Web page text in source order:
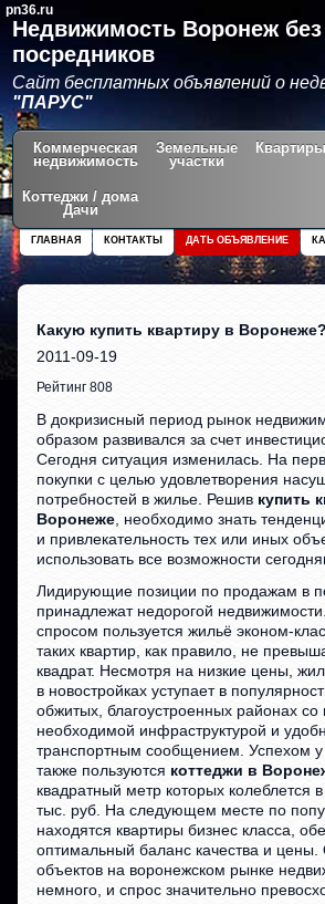
pn36.ru
Недвижимость Воронеж без
посредников
Сайт бесплатных объявлений о
"ПАРУС"
Коммерческая
недвижимость
Земельные
участки
Квартиры
Коттеджи / дома
Дачи
ДАТЬ ОБЪЯВЛЕНИЕ
КОНТАКТЫ
ГЛАВНАЯ
Какую купить квартиру в Воронеже?
2011-09-19
Рейтинг 808
В докризисный период рынок
образом развивался за счет
Сегодня ситуация изменилась. На
покупки с целью удовлетворения
потребностей в жилье. Решив купить
Воронеже , необходимо знать
и привлекательность тех или иных
использовать все возможности
Лидирующие позиции по продажам в
принадлежат недорогой
спросом пользуется жильё эконом-
таких квартир, как правило, не
квадрат. Несмотря на низкие цены,
в новостройках уступает в
обжитых, благоустроенных районах со
необходимой инфраструктурой и
транспортным сообщением. Успехом у
также пользуются коттеджи в
квадратный метр которых колеблется
тыс. руб. На следующем месте по
находятся квартиры бизнес класса,
оптимальный баланс качества и цены.
объектов на воронежском рынке
немного, и спрос значительно